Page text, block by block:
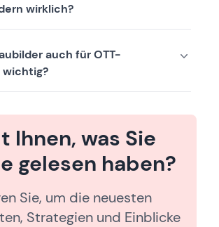
wirklich?
auch für OTT-
Ihnen, was Sie
gelesen haben?
Sie, um die neuesten
Strategien und Einblicke